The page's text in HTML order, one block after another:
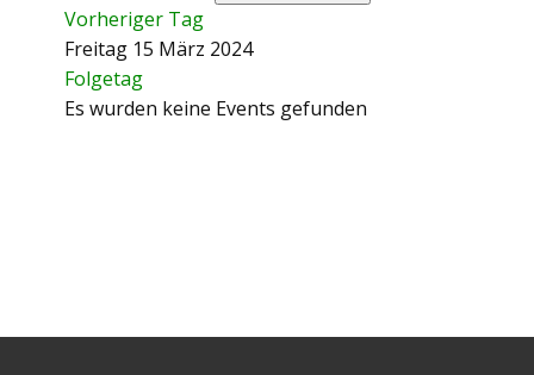
Vorheriger Tag
Freitag 15 März 2024
Folgetag
Es wurden keine Events gefunden